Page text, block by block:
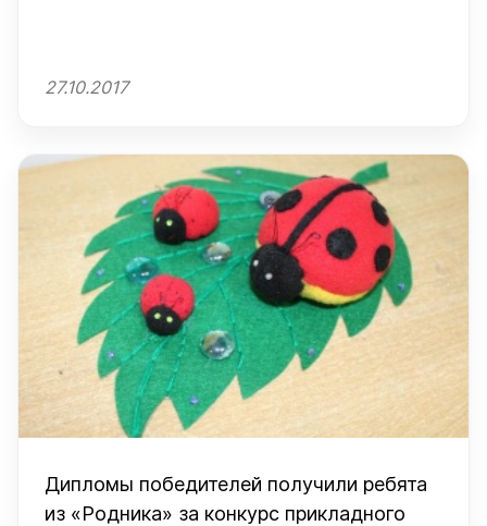
27.10.2017
Дипломы победителей получили ребята
из «Родника» за конкурс прикладного